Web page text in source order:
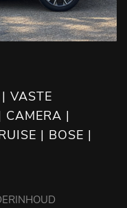
VASTE
CAMERA |
| BOSE |